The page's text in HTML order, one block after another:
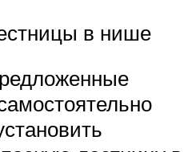
в нише